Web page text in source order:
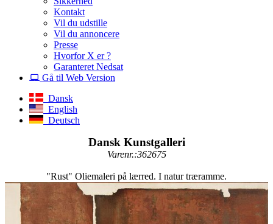
Kontakt
Vil du udstille
Vil du annoncere
Presse
Hvorfor X er ?
Garanteret Nedsat
Gå til Web Version
Dansk
English
Deutsch
Dansk Kunstgalleri
Varenr.:362675
"Rust" Oliemaleri på lærred. I natur træramme.